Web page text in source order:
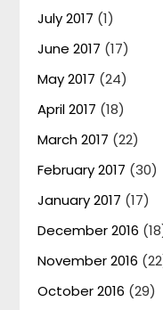
July 2017 (1)
June 2017 (17)
May 2017 (24)
April 2017 (18)
March 2017 (22)
February 2017 (30)
January 2017 (17)
December 2016
November 2016
October 2016 (29)